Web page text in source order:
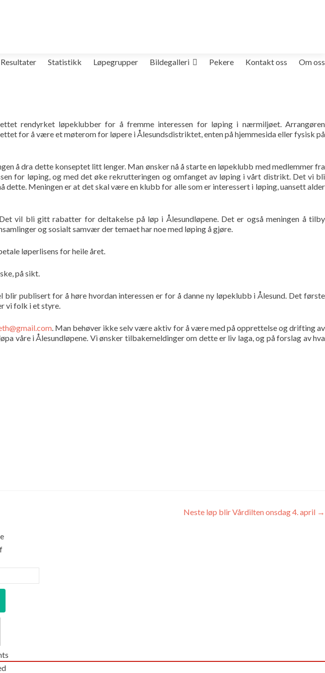
Resultater Statistikk Løpegrupper Bildegalleri Pekere Kontakt oss Om oss
rendyrket løpeklubber for å fremme interessen for løping i nærmiljøet. Arrangøren
for å være et møterom for løpere i Ålesundsdistriktet, enten på hjemmesida eller fysisk på
å dra dette konseptet litt lenger. Man ønsker nå å starte en løpeklubb med medlemmer fra
for løping, og med det øke rekrutteringen og omfanget av løping i vårt distrikt. Det vi bli
Meningen er at det skal være en klubb for alle som er interessert i løping, uansett alder
vil bli gitt rabatter for deltakelse på løp i Ålesundløpene. Det er også meningen å tilby
og sosialt samvær der temaet har noe med løping å gjøre.
løperlisens for heile året.
på sikt.
publisert for å høre hvordan interessen er for å danne ny løpeklubb i Ålesund. Det første
vi folk i et styre.
. Man behøver ikke selv være aktiv for å være med på opprettelse og drifting av
våre i Ålesundløpene. Vi ønsker tilbakemeldinger om dette er liv laga, og på forslag av hva
Neste løp blir Vårdilten onsdag 4. april →